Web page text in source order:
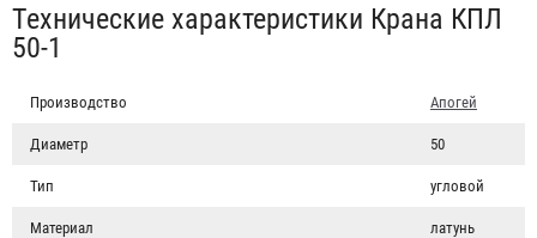
Табы
Технические характеристики Крана КПЛ
50-1
Производство Апогей
Диаметр 50
Тип угловой
Материал латунь